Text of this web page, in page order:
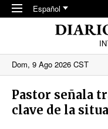
Skip to main content
Español
Dom, 9 Ago 2026 CST
Pastor señala
clave de la